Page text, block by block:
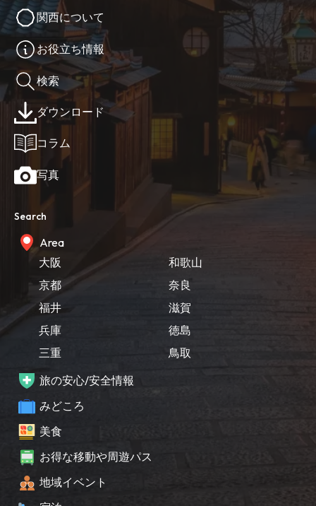
関西について
お役立ち情報
検索
ダウンロード
コラム
写真
Search
Area
大阪
京都
福井
兵庫
三重
和歌山
奈良
滋賀
徳島
鳥取
旅の安心/安全情報
みどころ
美食
お得な移動や周遊パス
地域イベント